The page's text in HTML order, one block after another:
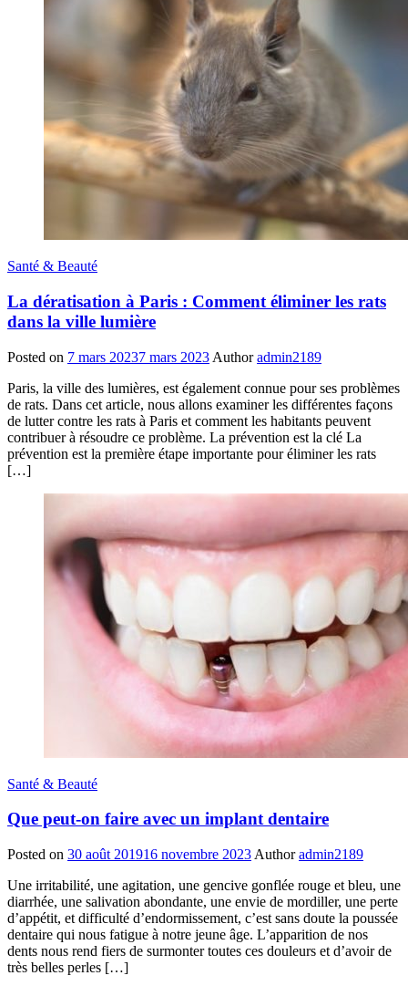
Santé & Beauté
La dératisation à Paris : Comment éliminer les rats
dans la ville lumière
Posted on 7 mars 20237 mars 2023 Author admin2189
Paris, la ville des lumières, est également connue pour ses problèmes
de rats. Dans cet article, nous allons examiner les différentes façons
de lutter contre les rats à Paris et comment les habitants peuvent
contribuer à résoudre ce problème. La prévention est la clé La
prévention est la première étape importante pour éliminer les rats
[…]
Santé & Beauté
Que peut-on faire avec un implant dentaire
Posted on 30 août 201916 novembre 2023 Author admin2189
Une irritabilité, une agitation, une gencive gonflée rouge et bleu, une
diarrhée, une salivation abondante, une envie de mordiller, une perte
d’appétit, et difficulté d’endormissement, c’est sans doute la poussée
dentaire qui nous fatigue à notre jeune âge. L’apparition de nos
dents nous rend fiers de surmonter toutes ces douleurs et d’avoir de
très belles perles […]